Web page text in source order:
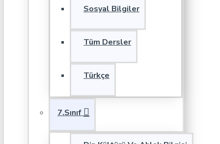
Sosyal Bilgiler
Tüm Dersler
Türkçe
7.Sınıf